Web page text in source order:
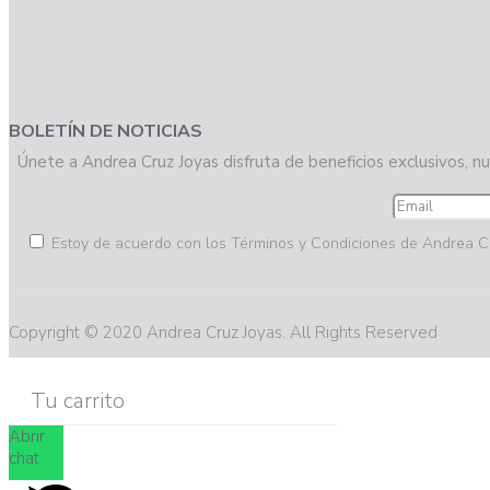
BOLETÍN DE NOTICIAS
Únete a Andrea Cruz Joyas disfruta de beneficios exclusivos,
Estoy de acuerdo con los Términos y Condiciones de Andrea
Copyright © 2020 Andrea Cruz Joyas. All Rights Reserved
Tu carrito
Abrir
chat